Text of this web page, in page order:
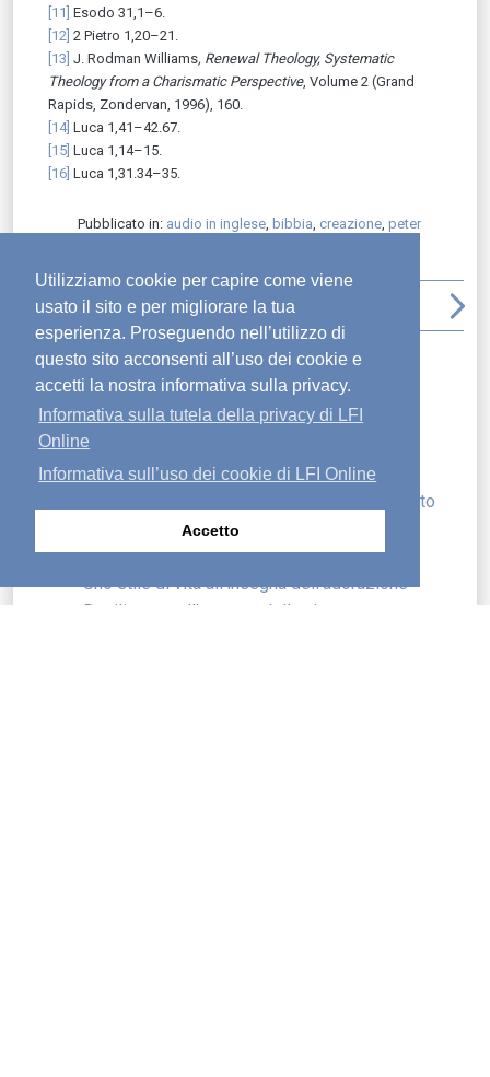
Utilizziamo cookie per capire come viene
usato il sito e per migliorare la tua
esperienza. Proseguendo nell’utilizzo di
questo sito acconsenti all’uso dei cookie e
accetti la nostra informativa sulla privacy.
Informativa sulla tutela della privacy di LFI
Online
Informativa sull’uso dei cookie di LFI Online
Accetto
[11] Esodo 31,1–6.
[12] 2 Pietro 1,20–21.
[13] J. Rodman Williams, Renewal Theology, Systematic
Theology from a Charismatic Perspective, Volume 2 (Grand
Rapids, Zondervan, 1996), 160.
[14] Luca 1,41–42.67.
[15] Luca 1,14–15.
[16] Luca 1,31.34–35.
Pubblicato in: audio in inglese bibbia creazione peter
arrow_back_ios file_download print arrow_forward_ios
Articoli recenti
Cercare e salvare le anime smarrite
Non smarrirti
La parabola del servo ubbidiente
Trasformazione
Le ultime apparizioni di Gesù e il suo mandato
Camminiamo per fede, non per sensazioni
Perdonare è difficile
Uno stile di vita all’insegna dell’adorazione
Resilienza nell’autunno della vita